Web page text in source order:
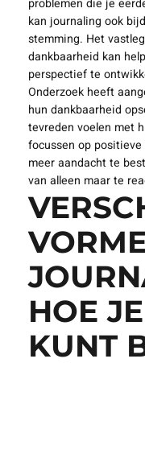
problemen die je
kan journaling ook
stemming. Het
dankbaarheid kan
perspectief te
Onderzoek heeft
hun dankbaarheid
tevreden voelen met
focussen op
meer aandacht te
van alleen maar te
HOE
KUNT